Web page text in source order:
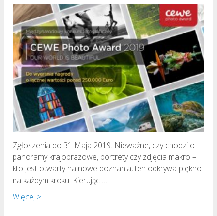
Zgłoszenia do 31 Maja 2019. Nieważne, czy chodzi o
panoramy krajobrazowe, portrety czy zdjęcia makro –
kto jest otwarty na nowe doznania, ten odkrywa piękno
na każdym kroku. Kierując …
Więcej >